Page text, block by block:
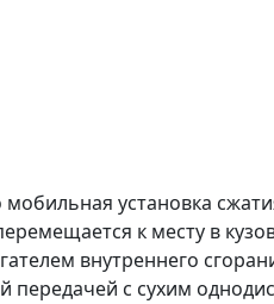
установка
к месту в
внутреннего
передачей с сухим